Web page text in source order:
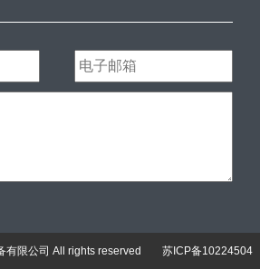
有限公司 All rights reserved 苏ICP备10224504